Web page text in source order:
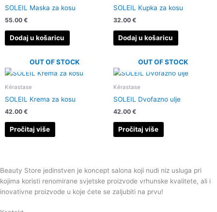
SOLEIL Maska za kosu
55.00 €
Dodaj u košaricu
SOLEIL Kupka za kosu
32.00 €
Dodaj u košaricu
OUT OF STOCK
Kérastase
SOLEIL Krema za kosu
42.00 €
Pročitaj više
OUT OF STOCK
Kérastase
SOLEIL Dvofazno ulje
42.00 €
Pročitaj više
Beauty Store jedinstven je koncept salona koji nudi niz usluga pri
kojima koristi renomirane svjetske proizvode vrhunske kvalitete, ali i
inovativne proizvode u koje ćete se zaljubiti na prvu!